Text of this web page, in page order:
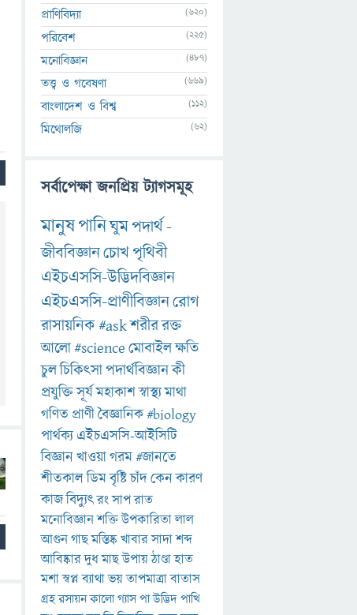
প্রাণিবিদ্যা (620)
পরিবেশ (225)
মনোবিজ্ঞান (487)
তত্ত্ব ও গবেষণা (669)
বাংলাদেশ ও বিশ্ব (112)
মিথোলজি (62)
সর্বাপেক্ষা জনপ্রিয় ট্যাগসমূহ
মানুষপানিঘুমপদার্থ-
জীববিজ্ঞানচোখপৃথিবী
এইচএসসি-উদ্ভিদবিজ্ঞান
এইচএসসি-প্রাণীবিজ্ঞানরোগ
রাসায়নিক#askশরীররক্ত
আলো#scienceমোবাইলক্ষতি
চুলচিকিৎসাপদার্থবিজ্ঞানকী
প্রযুক্তিসূর্যমহাকাশস্বাস্থ্যমাথা
গণিত প্রাণীবৈজ্ঞানিক#biology
পার্থক্য এইচএসসি-আইসিটি
বিজ্ঞানখাওয়াগরম#জানতে
শীতকালডিমবৃষ্টিচাঁদকেনকারণ
কাজবিদ্যুৎরংসাপরাত
মনোবিজ্ঞানশক্তিউপকারিতালাল
আগুনগাছমস্তিষ্কখাবারসাদাশব্দ
আবিষ্কারদুধমাছউপায়ঠাণ্ডাহাত
মশাস্বপ্নব্যাথাভয়তাপমাত্রাবাতাস
গ্রহরসায়নকালোগ্যাসপাউদ্ভিদপাখি